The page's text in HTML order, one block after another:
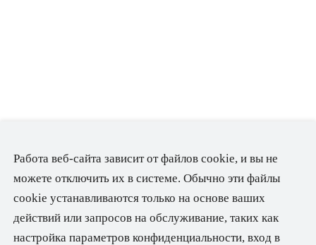
Работа веб-сайта зависит от файлов cookie, и вы не
можете отключить их в системе. Обычно эти файлы
cookie устанавливаются только на основе ваших
действий или запросов на обслуживание, таких как
настройка параметров конфиденциальности, вход в